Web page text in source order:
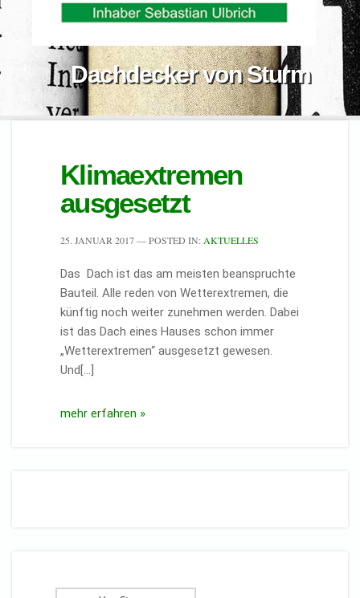
Dachdecker von Sturm
Klimaextremen
ausgesetzt
25. JANUAR 2017— POSTED IN: AKTUELLES
Das Dach ist das am meisten beanspruchte
Bauteil. Alle reden von Wetterextremen, die
künftig noch weiter zunehmen werden. Dabei
ist das Dach eines Hauses schon immer
„Wetterextremen“ ausgesetzt gewesen.
Und[…]
mehr erfahren »